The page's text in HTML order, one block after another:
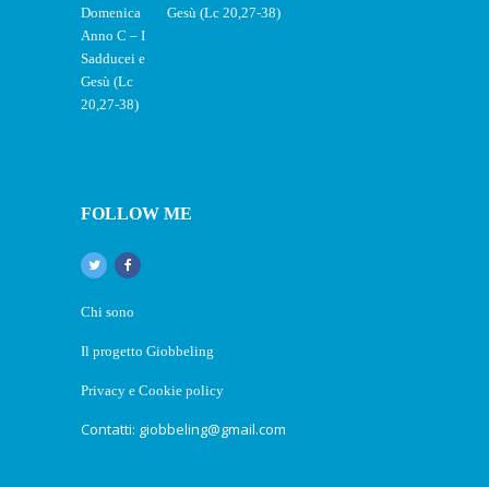
Gesù (Lc 20,27-38)
FOLLOW ME
Chi sono
Il progetto Giobbeling
Privacy e Cookie policy
Contatti: giobbeling@gmail.com